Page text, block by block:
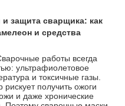
защита сварщика: как
и средства
работы всегда
ультрафиолетовое
и токсичные газы.
получить ожоги
и даже хронические